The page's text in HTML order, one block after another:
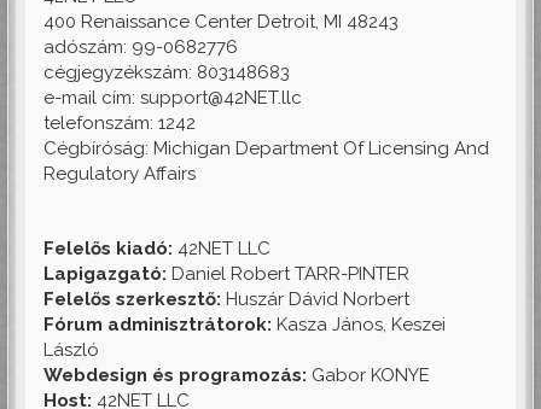
400 Renaissance Center Detroit, MI 48243
adószám: 99-0682776
cégjegyzékszám: 803148683
e-mail cím: support@42NET.llc
telefonszám: 1242
Cégbíróság: Michigan Department Of Licensing And
Regulatory Affairs
Felelős kiadó: 42NET LLC
Lapigazgató: Daniel Robert TARR-PINTER
Felelős szerkesztő: Huszár Dávid Norbert
Fórum adminisztrátorok: Kasza János, Keszei
László
Webdesign és programozás: Gabor KONYE
Host: 42NET LLC